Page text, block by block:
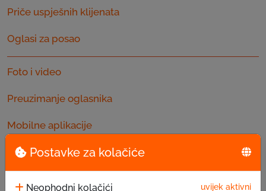
Postavke za kolačiće
Neophodni kolačići uvijek aktivni
Priče uspješnih klijenata
Oglasi za posao
Foto i video
Preuzimanje oglasnika
Mobilne aplikacije
Najnovije